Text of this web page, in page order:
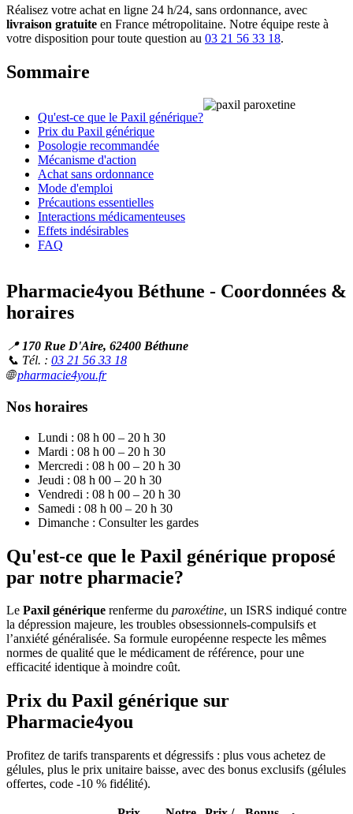
Réalisez votre achat en ligne 24 h/24, sans ordonnance, avec
livraison gratuite en France métropolitaine. Notre équipe reste à
votre disposition pour toute question au 03 21 56 33 18.
Sommaire
Qu'est-ce que le Paxil générique?
Prix du Paxil générique
Posologie recommandée
Mécanisme d'action
Achat sans ordonnance
Mode d'emploi
Précautions essentielles
Interactions médicamenteuses
Effets indésirables
FAQ
Pharmacie4you Béthune - Coordonnées &
horaires
📍 170 Rue D'Aire, 62400 Béthune
📞 Tél. : 03 21 56 33 18
🌐pharmacie4you.fr
Nos horaires
Lundi : 08 h 00 – 20 h 30
Mardi : 08 h 00 – 20 h 30
Mercredi : 08 h 00 – 20 h 30
Jeudi : 08 h 00 – 20 h 30
Vendredi : 08 h 00 – 20 h 30
Samedi : 08 h 00 – 20 h 30
Dimanche : Consulter les gardes
Qu'est-ce que le Paxil générique proposé
par notre pharmacie?
Le Paxil générique renferme du paroxétine, un ISRS indiqué contre
la dépression majeure, les troubles obsessionnels-compulsifs et
l’anxiété généralisée. Sa formule européenne respecte les mêmes
normes de qualité que le médicament de référence, pour une
efficacité identique à moindre coût.
Prix du Paxil générique sur
Pharmacie4you
Profitez de tarifs transparents et dégressifs : plus vous achetez de
gélules, plus le prix unitaire baisse, avec des bonus exclusifs (gélules
offertes, code -10 % fidélité).